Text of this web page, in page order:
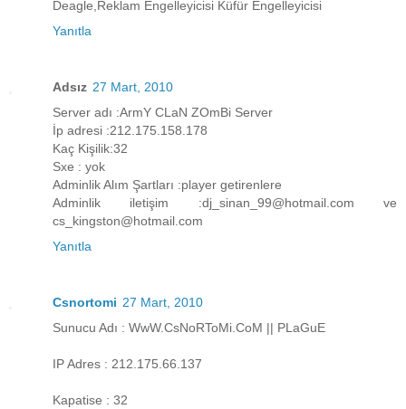
Deagle,Reklam Engelleyicisi Küfür Engelleyicisi
Yanıtla
Adsız 27 Mart, 2010
Server adı :ArmY CLaN ZOmBi Server
İp adresi :212.175.158.178
Kaç Kişilik:32
Sxe : yok
Adminlik Alım Şartları :player getirenlere
Adminlik iletişim :dj_sinan_99@hotmail.com ve
cs_kingston@hotmail.com
Yanıtla
Csnortomi 27 Mart, 2010
Sunucu Adı : WwW.CsNoRToMi.CoM || PLaGuE
IP Adres : 212.175.66.137
Kapatise : 32